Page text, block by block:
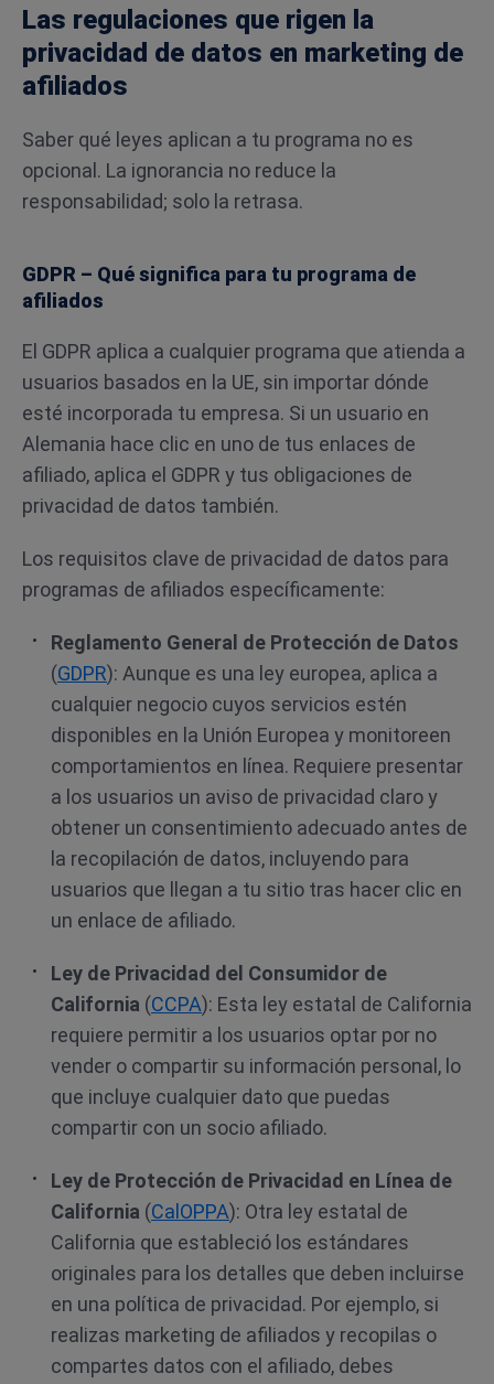
Las regulaciones que rigen la
privacidad de datos en marketing de
afiliados
Saber qué leyes aplican a tu programa no es
opcional. La ignorancia no reduce la
responsabilidad; solo la retrasa.
GDPR – Qué significa para tu programa de
afiliados
El GDPR aplica a cualquier programa que atienda a
usuarios basados en la UE, sin importar dónde
esté incorporada tu empresa. Si un usuario en
Alemania hace clic en uno de tus enlaces de
afiliado, aplica el GDPR y tus obligaciones de
privacidad de datos también.
Los requisitos clave de privacidad de datos para
programas de afiliados específicamente:
Reglamento General de Protección de Datos
(GDPR): Aunque es una ley europea, aplica a
cualquier negocio cuyos servicios estén
disponibles en la Unión Europea y monitoreen
comportamientos en línea. Requiere presentar
a los usuarios un aviso de privacidad claro y
obtener un consentimiento adecuado antes de
la recopilación de datos, incluyendo para
usuarios que llegan a tu sitio tras hacer clic en
un enlace de afiliado.
Ley de Privacidad del Consumidor de
California (CCPA): Esta ley estatal de California
requiere permitir a los usuarios optar por no
vender o compartir su información personal, lo
que incluye cualquier dato que puedas
compartir con un socio afiliado.
Ley de Protección de Privacidad en Línea de
California (CalOPPA): Otra ley estatal de
California que estableció los estándares
originales para los detalles que deben incluirse
en una política de privacidad. Por ejemplo, si
realizas marketing de afiliados y recopilas o
compartes datos con el afiliado, debes